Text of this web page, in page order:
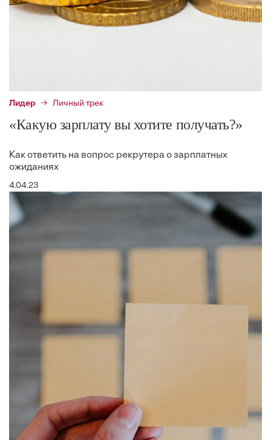
Лидер Личный трек
«Какую зарплату вы хотите получать?»
Как ответить на вопрос рекрутера о зарплатных
ожиданиях
4.04.23